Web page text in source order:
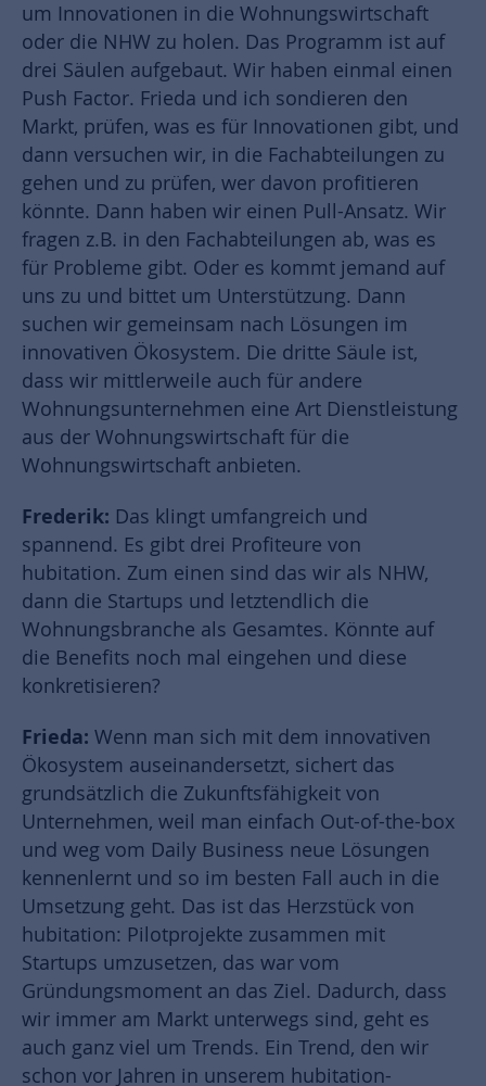
um Innovationen in die Wohnungswirtschaft
oder die NHW zu holen. Das Programm ist auf
drei Säulen aufgebaut. Wir haben einmal einen
Push Factor. Frieda und ich sondieren den
Markt, prüfen, was es für Innovationen gibt, und
dann versuchen wir, in die Fachabteilungen zu
gehen und zu prüfen, wer davon profitieren
könnte. Dann haben wir einen Pull-Ansatz. Wir
fragen z.B. in den Fachabteilungen ab, was es
für Probleme gibt. Oder es kommt jemand auf
uns zu und bittet um Unterstützung. Dann
suchen wir gemeinsam nach Lösungen im
innovativen Ökosystem. Die dritte Säule ist,
dass wir mittlerweile auch für andere
Wohnungsunternehmen eine Art Dienstleistung
aus der Wohnungswirtschaft für die
Wohnungswirtschaft anbieten.
Frederik: Das klingt umfangreich und
spannend. Es gibt drei Profiteure von
hubitation. Zum einen sind das wir als NHW,
dann die Startups und letztendlich die
Wohnungsbranche als Gesamtes. Könnte auf
die Benefits noch mal eingehen und diese
konkretisieren?
Frieda: Wenn man sich mit dem innovativen
Ökosystem auseinandersetzt, sichert das
grundsätzlich die Zukunftsfähigkeit von
Unternehmen, weil man einfach Out-of-the-box
und weg vom Daily Business neue Lösungen
kennenlernt und so im besten Fall auch in die
Umsetzung geht. Das ist das Herzstück von
hubitation: Pilotprojekte zusammen mit
Startups umzusetzen, das war vom
Gründungsmoment an das Ziel. Dadurch, dass
wir immer am Markt unterwegs sind, geht es
auch ganz viel um Trends. Ein Trend, den wir
schon vor Jahren in unserem hubitation-